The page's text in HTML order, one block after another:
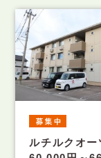
ルチルクオー